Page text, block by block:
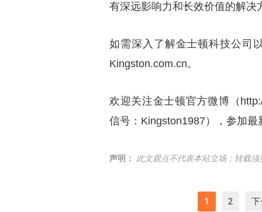
有深远影响力和长效价值的解决
如需深入了解金士顿科技公司
Kingston.com.cn。
欢迎关注金士顿官方微博（
信号：Kingston1987），参加最
声明： 此文观点不代表本站立场；转载须
1 2 下